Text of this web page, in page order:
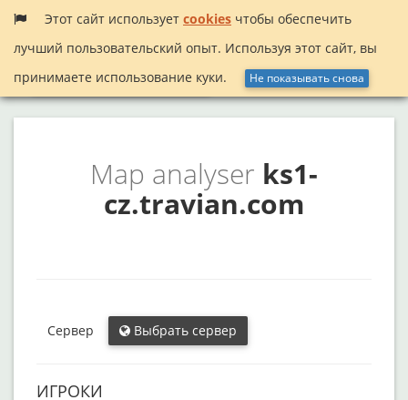
Этот сайт использует cookies чтобы обеспечить
лучший пользовательский опыт. Используя этот сайт, вы
принимаете использование куки.
Не показывать снова
Меню
InactiveSearch!
Map analyser ks1-
cz.travian.com
Сервер Выбрать сервер
ИГРОКИ